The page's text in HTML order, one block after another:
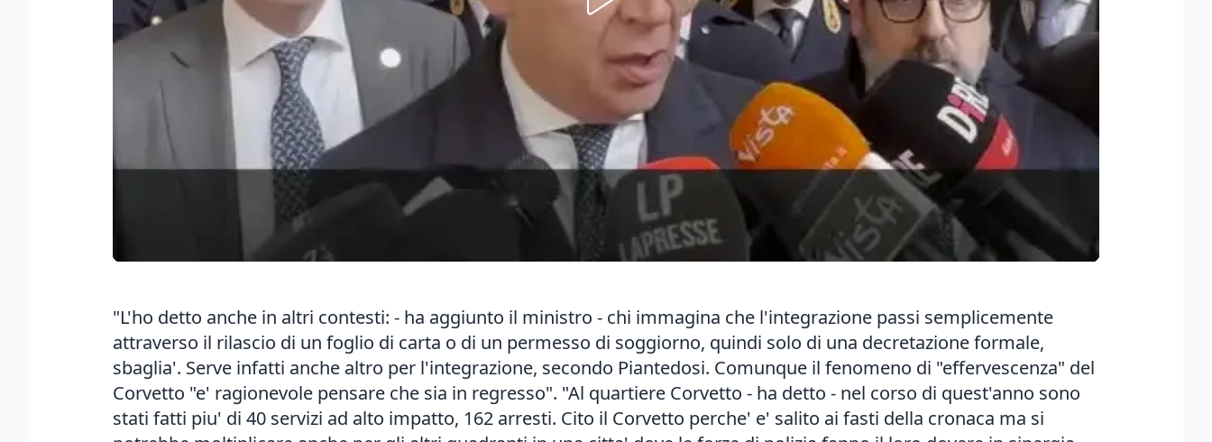
"L'ho detto anche in altri contesti: - ha aggiunto il ministro - chi immagina che l'integrazione passi semplicemente
attraverso il rilascio di un foglio di carta o di un permesso di soggiorno, quindi solo di una decretazione formale,
sbaglia'. Serve infatti anche altro per l'integrazione, secondo Piantedosi. Comunque il fenomeno di "effervescenza" del
Corvetto "e' ragionevole pensare che sia in regresso". "Al quartiere Corvetto - ha detto - nel corso di quest'anno sono
stati fatti piu' di 40 servizi ad alto impatto, 162 arresti. Cito il Corvetto perche' e' salito ai fasti della cronaca ma si